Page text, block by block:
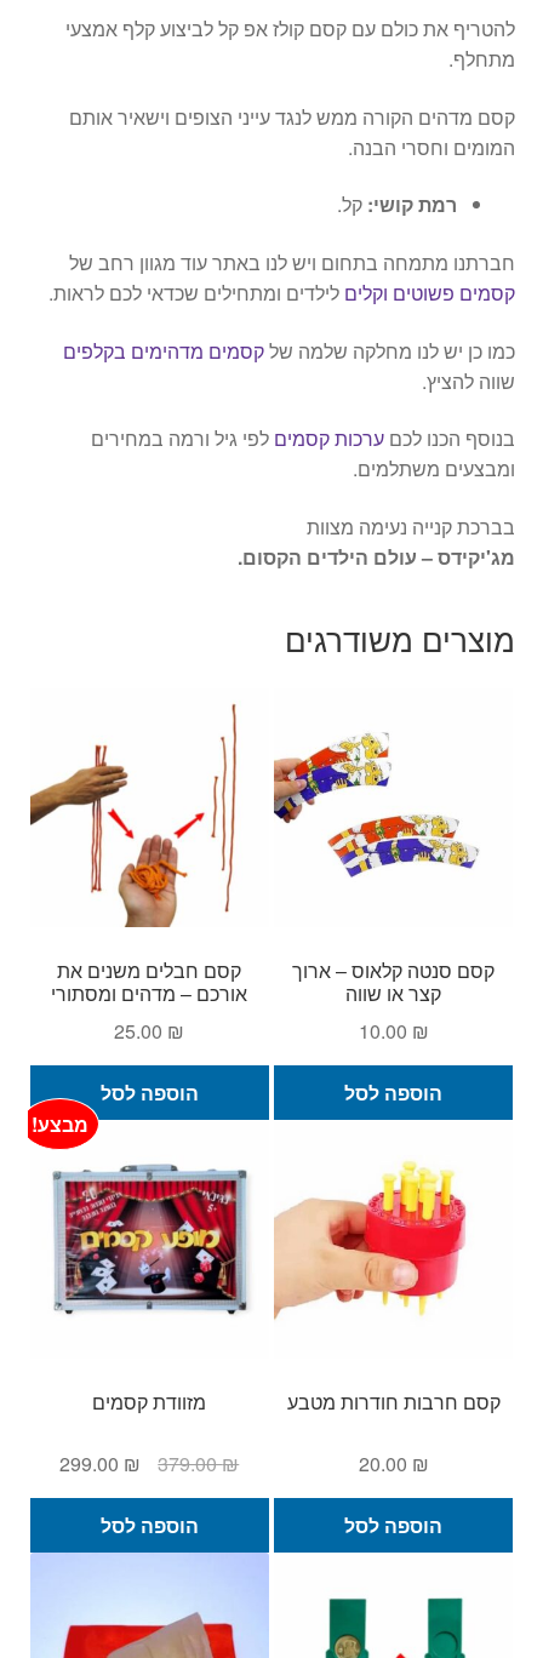
להטריף את כולם עם קסם קולז אפ קל לביצוע קלף אמצעי
מתחלף.
קסם מדהים הקורה ממש לנגד עייני הצופים וישאיר אותם
המומים וחסרי הבנה.
רמת קושי: קל.
חברתנו מתמחה בתחום ויש לנו באתר עוד מגוון רחב של
קסמים פשוטים וקלים לילדים ומתחילים שכדאי לכם לראות.
כמו כן יש לנו מחלקה שלמה שלקסמים מדהימים בקלפים
שווה להציץ.
בנוסף הכנו לכם ערכות קסמים לפי גיל ורמה במחירים
ומבצעים משתלמים.
בברכת קנייה נעימה מצוות
מג'יקידס – עולם הילדים הקסום.
מוצרים משודרגים
קסם סנטה קלאוס – ארוך
קצר או שווה
10.00 ₪
הוספה לסל
קסם חבלים משנים את
אורכם – מדהים ומסתורי
25.00 ₪
הוספה לסל
קסם חרבות חודרות מטבע
20.00 ₪
הוספה לסל
מזוודת קסמים
מבצע!
379.00₪
המחיר
המקורי
היה:
379.00 ₪.
299.00 ₪
המחיר
הנוכחי
299.00 ₪.
הוספה לסל